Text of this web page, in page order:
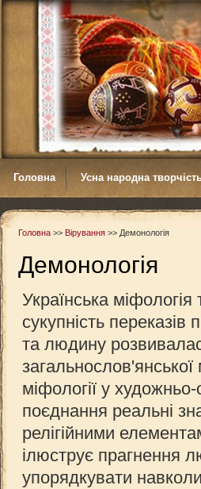
Головна Усна народна
Головна >> Вірування >> Демонологія
Демонологія
Українська
сукупність
та людину
загальнослов'янської
міфології у
поєднання реальні
релігійними
ілюструє прагнення
упорядкувати